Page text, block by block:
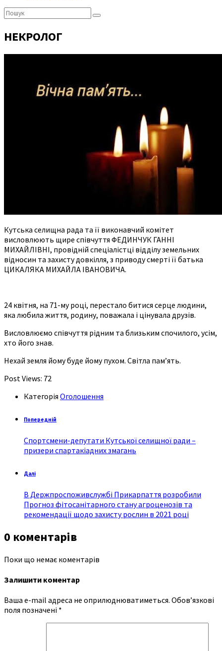
Пошук:
НЕКРОЛОГ
Кутська селищна рада та її виконавчий комітет
висловлюють щире співчуття ФЕДИНЧУК ГАННІ
МИХАЙЛІВНІ, провідній спеціалістці відділу земельних
відносин та захисту довкілля, з приводу смерті її батька
ЦИКАЛЯКА МИХАЙЛА ІВАНОВИЧА.
24 квітня, на 71-му році, перестало битися серце людини,
яка любила життя, родину, поважала і цінувала друзів.
Висловлюємо співчуття рідним та близьким спочилого, усім,
хто його знав.
Нехай земля йому буде йому пухом. Світла пам’ять.
Post Views: 72
Категорія Оголошення
Попередній
Спортсмени-депутати Кутської селищної ради –
призери спартакіадних змагань
Далі
В Держпроспоживслужбі Прикарпаття розробили
Прогноз фітосанітарного стану агроценозів та
рекомендації щодо захисту рослин в 2021 році
0 коментарів
Поки що немає коментарів
Залишити коментар
Ваша e-mail адреса не оприлюднюватиметься. Обов’язкові
поля позначені *